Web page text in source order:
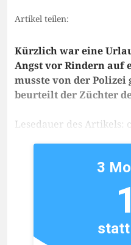
Artikel teilen:
Kürzlich war eine
Angst vor Rindern auf
musste von der Polizei
beurteilt der Züchter
Lesedauer des Artikels:
3
statt